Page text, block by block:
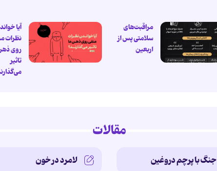
مراقبت‌های
سلامتی پس از
اربعین
آیا
نظرات
روی
تاثیر
مقالات
جنگ با پرچم دروغین لامرد در خون